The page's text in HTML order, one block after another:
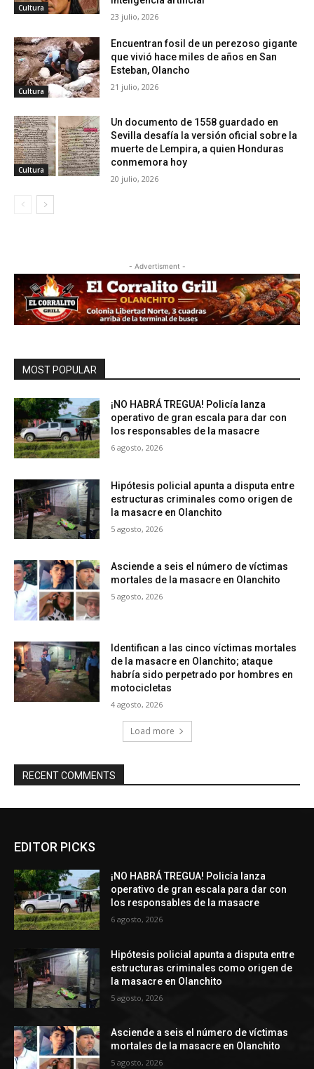
Cultura
23 julio, 2026
Cultura
Encuentran fosil de un perezoso gigante
que vivió hace miles de años en San
Esteban, Olancho
21 julio, 2026
Cultura
Un documento de 1558 guardado en
Sevilla desafía la versión oficial sobre la
muerte de Lempira, a quien Honduras
conmemora hoy
20 julio, 2026
- Advertisment -
MOST POPULAR
¡NO HABRÁ TREGUA! Policía lanza
operativo de gran escala para dar con
los responsables de la masacre
6 agosto, 2026
Hipótesis policial apunta a disputa entre
estructuras criminales como origen de
la masacre en Olanchito
5 agosto, 2026
Asciende a seis el número de víctimas
mortales de la masacre en Olanchito
5 agosto, 2026
Identifican a las cinco víctimas mortales
de la masacre en Olanchito; ataque
habría sido perpetrado por hombres en
motocicletas
4 agosto, 2026
Load more
RECENT COMMENTS
EDITOR PICKS
¡NO HABRÁ TREGUA! Policía lanza
operativo de gran escala para dar con
los responsables de la masacre
6 agosto, 2026
Hipótesis policial apunta a disputa entre
estructuras criminales como origen de
la masacre en Olanchito
5 agosto, 2026
Asciende a seis el número de víctimas
mortales de la masacre en Olanchito
5 agosto, 2026